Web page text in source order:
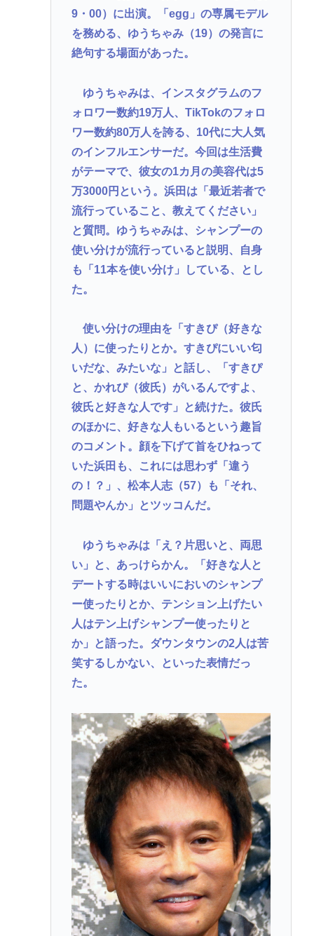
【悲報】米農家「もう無理です…」。過去最大の在
庫を抱える状態で新米収穫。新米価格安すぎて赤字
カー…「純愛」と「恐怖」の声
ラーメン二郎「もう食わない？ さっきは食べれるっ
て言ったじゃねーか！」（ヽ´ん`）「」 反論できる？
昔のおまいら「マクドはクソ！モスバーガー最高
や！」👈この風潮はもう無くなった？
Powered by livedoor 相互RSS
9・00）に出演。「egg」の専属モデル
を務める、ゆうちゃみ（19）の発言に
絶句する場面があった。
ゆうちゃみは、インスタグラムのフ
ォロワー数約19万人、TikTokのフォロ
ワー数約80万人を誇る、10代に大人気
のインフルエンサーだ。今回は生活費
がテーマで、彼女の1カ月の美容代は5
万3000円という。浜田は「最近若者で
流行っていること、教えてください」
と質問。ゆうちゃみは、シャンプーの
使い分けが流行っていると説明、自身
も「11本を使い分け」している、とし
た。
使い分けの理由を「すきぴ（好きな
人）に使ったりとか。すきぴにいい匂
いだな、みたいな」と話し、「すきぴ
と、かれぴ（彼氏）がいるんですよ、
彼氏と好きな人です」と続けた。彼氏
のほかに、好きな人もいるという趣旨
のコメント。顔を下げて首をひねって
いた浜田も、これには思わず「違う
の！？」、松本人志（57）も「それ、
問題やんか」とツッコんだ。
ゆうちゃみは「え？片思いと、両思
い」と、あっけらかん。「好きな人と
デートする時はいいにおいのシャンプ
ー使ったりとか、テンション上げたい
人はテン上げシャンプー使ったりと
か」と語った。ダウンタウンの2人は苦
笑するしかない、といった表情だっ
た。